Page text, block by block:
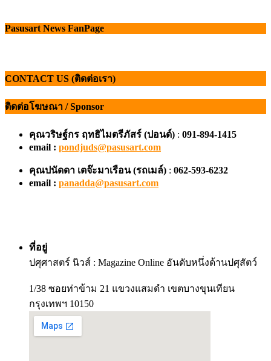
Pasusart News FanPage
CONTACT US (ติดต่อเรา)
ติดต่อโฆษณา / Sponsor
คุณวริษฐ์กร ฤทธิไมตรีภัสร์ (ปอนด์) : 091-894-1415
email : pondjuds@pasusart.com
คุณปนัดดา เตจ๊ะมาเรือน (รถเมล์) : 062-593-6232
email : panadda@pasusart.com
ที่อยู่
ปศุศาสตร์ นิวส์ : Magazine Online อันดับหนึ่งด้านปศุสัตว์
1/38 ซอยท่าข้าม 21 แขวงแสมดำ เขตบางขุนเทียน
กรุงเทพฯ 10150